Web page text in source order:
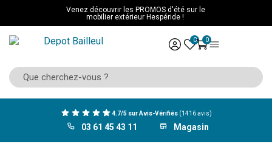
Venez découvrir les PROMOS d'été sur le
mobilier extérieur Hespéride !
0 0
4.7/5 sur Avis-Vérifiés (1416 avis)
03 61 45 43 11 Magasin